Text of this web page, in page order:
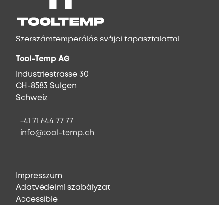
Szerszámtemperálás svájci tapasztalattal
Tool-Temp AG
Industriestrasse 30
CH-8583 Sulgen
Schweiz
+41 71 644 77 77
info@tool-temp.ch
Impresszum
Adatvédelmi szabályzat
Accessible